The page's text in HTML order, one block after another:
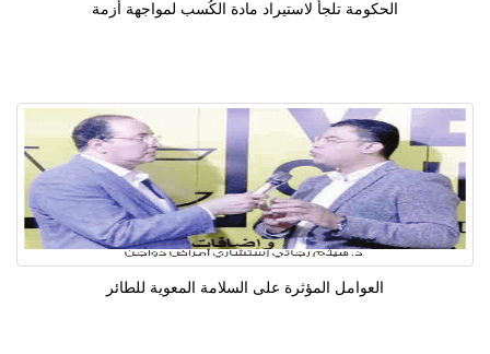
الحكومة تلجأ لاستيراد مادة الكُسب لمواجهة أزمة
العوامل المؤثرة على السلامة المعوية للطائر